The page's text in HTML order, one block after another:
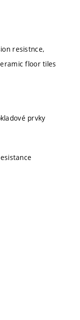
resistnce,
floor tiles
prvky